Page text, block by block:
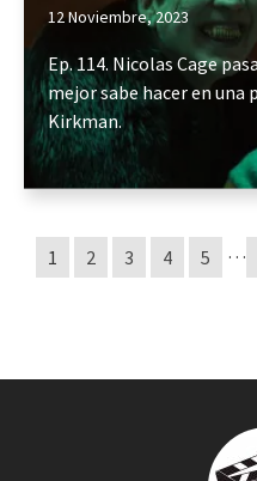
12 Noviembre, 2023
Ep. 114. Nicolas Cage
mejor sabe hacer en
Kirkman.
1 2 3 4 5 …